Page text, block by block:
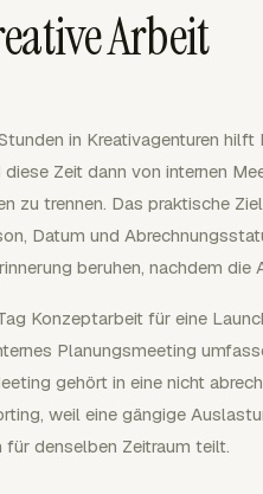
Arbeit
in Kreativagenturen
Zeit dann von internen
zu trennen. Das praktische
Datum und
beruhen, nachdem die
Konzeptarbeit für eine
Planungsmeeting
gehört in eine nicht
weil eine gängige
denselben Zeitraum teilt.